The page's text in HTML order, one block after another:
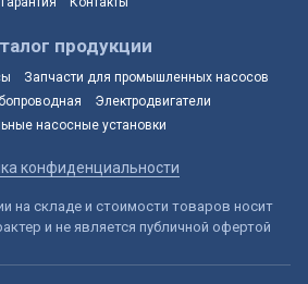
продукции
Запчасти для промышленных насосов
Электродвигатели
насосные установки
конфиденциальности
на складе и стоимости товаров носит
и не является публичной офертой